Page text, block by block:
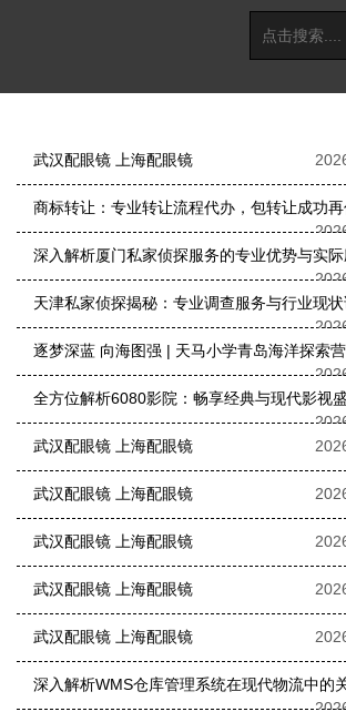
武汉配眼镜 上海配眼镜
商标转让：专业转让流程代办，包转让成功再
深入解析厦门私家侦探服务的专业优势与实际
天津私家侦探揭秘：专业调查服务与行业现
逐梦深蓝 向海图强 | 天马小学青岛海洋探索
全方位解析6080影院：畅享经典与现代影视
武汉配眼镜 上海配眼镜
武汉配眼镜 上海配眼镜
武汉配眼镜 上海配眼镜
武汉配眼镜 上海配眼镜
武汉配眼镜 上海配眼镜
深入解析WMS仓库管理系统在现代物流中的